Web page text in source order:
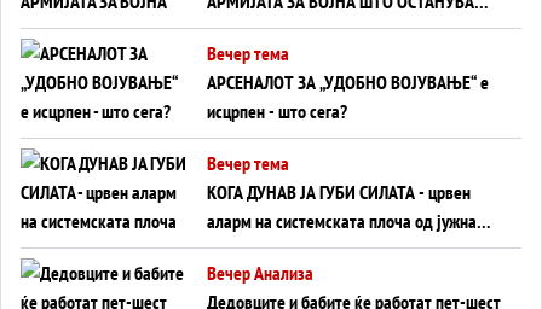
БЕЗ ФРОНТ
Вечер тема
АРСЕНАЛОТ ЗА „УДОБНО ВОЈУВАЊЕ“ е
исцрпен - што сега?
Вечер тема
КОГА ДУНАВ ЈА ГУБИ СИЛАТА - црвен
аларм на системската плоча од јужна
Германија до Црното Море...
Вечер Анализа
Дедовците и бабите ќе работат пет-шест